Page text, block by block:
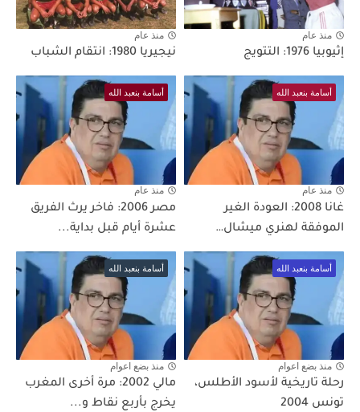
منذ عام
إثيوبيا 1976: التتويج
منذ عام
نيجيريا 1980: انتقام الشباب
أسامة بنعبد الله
منذ عام
غانا 2008: العودة الغير
الموفقة لهنري ميشال…
أسامة بنعبد الله
منذ عام
مصر 2006: فاخر يرث الفريق
عشرة أيام قبل بداية...
أسامة بنعبد الله
منذ بضع اعوام
رحلة تاريخية لأسود الأطلس،
تونس 2004
أسامة بنعبد الله
منذ بضع اعوام
مالي 2002: مرة أخرى المغرب
يخرج بأربع نقاط و...